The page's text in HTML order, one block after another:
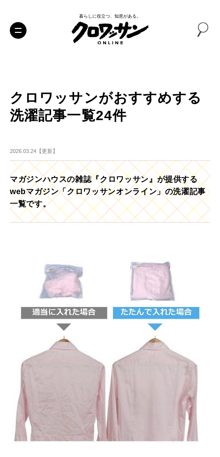
暮らしに役立つ、知恵がある。
クロワッサンがおすすめする
洗濯記事一覧24件
2026.03.24【更新】
マガジンハウスの雑誌『クロワッサン』が提供する
webマガジン「クロワッサンオンライン」の洗濯記事
一覧です。